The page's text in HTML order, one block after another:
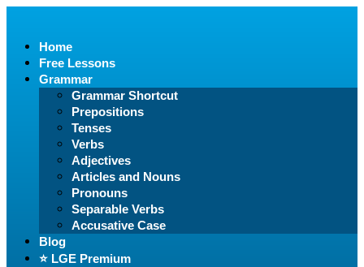
Home
Free Lessons
Grammar
Grammar Shortcut
Prepositions
Tenses
Verbs
Adjectives
Articles and Nouns
Pronouns
Separable Verbs
Accusative Case
Blog
⭐️ LGE Premium